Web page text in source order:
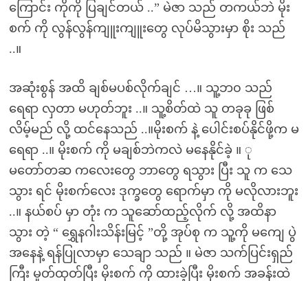
ကြောင်း ကိုကို ပြချင်တယ် ..” မဲဇာ သည် တကယ်ဘဲ မိုး
စက် ကို လွန်လွန်ကျူးကျူးတွေ လုပ်မိသွားမှာ စိုး သည်
..။
အဆုံးစွန် အထိ ချစ်မပစ်လိုက်ချင် …။ သူ့ဘ၀ သည်
ရေရာ လှတာ မဟုတ်ဘူး ..။ သူ့စိတ်ထဲ သူ တခုခု ဖြစ်
လိမ့်မည် လို့ ထင်နေသည် ..။မိုးစက် နဲ့ ပေါင်းစပ်နိုင်ဖို့က မ
ရေရာ ..။ မိုးစက် ကို မချစ်ဘဲကလဲ မနေနိုင်ခဲ့ ။ ု
မတော်တဆ ကလေးတွေ ဘာတွေ ရသွား ပြီး သူ က သေ
သွား ရင် မိုးစက်လေး ဒုက္ခတွေ ရောက်မှာ ကို မလိုလားဘူး
..။ နယ်စပ် မှာ တုံး က သူဆော်ထည့်လိုက် လို့ အထိနာ
သွား တဲ့ “ ရွှေနဂါးသိန်းမြင့် ”တို့ အုပ်စု က သူ့ကို မကျေ ပွဲ
အနေနဲ့ ရန်ပြုလာမှာ သေချာ သည် ။ မဲဇာ သက်ပြင်းရှည်
ကြီး မှုတ်ထုတ်ပြီး မိုးစက် ကို ထားခဲ့ပြီး မိုးစက် အခန်းထဲ